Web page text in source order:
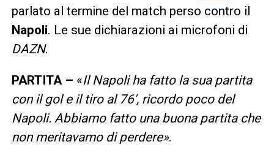
parlato al termine del match perso contro il
Napoli. Le sue dichiarazioni ai microfoni di
DAZN.
PARTITA – «Il Napoli ha fatto la sua partita
con il gol e il tiro al 76′, ricordo poco del
Napoli. Abbiamo fatto una buona partita che
non meritavamo di perdere».